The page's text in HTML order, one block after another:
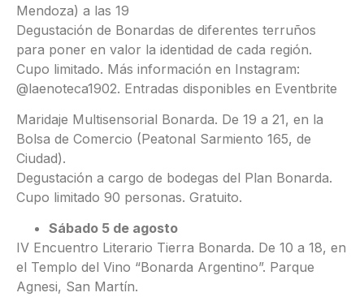
Mendoza) a las 19
Degustación de Bonardas de diferentes terruños
para poner en valor la identidad de cada región.
Cupo limitado. Más información en Instagram:
@laenoteca1902. Entradas disponibles en Eventbrite
Maridaje Multisensorial Bonarda. De 19 a 21, en la
Bolsa de Comercio (Peatonal Sarmiento 165, de
Ciudad).
Degustación a cargo de bodegas del Plan Bonarda.
Cupo limitado 90 personas. Gratuito.
Sábado 5 de agosto
IV Encuentro Literario Tierra Bonarda. De 10 a 18, en
el Templo del Vino “Bonarda Argentino”. Parque
Agnesi, San Martín.